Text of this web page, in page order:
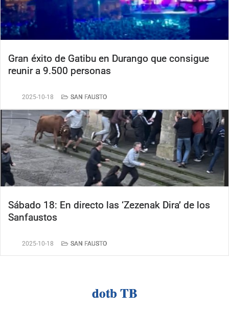
Gran éxito de Gatibu en Durango que consigue
reunir a 9.500 personas
2025-10-18 SAN FAUSTO
Sábado 18: En directo las ‘Zezenak Dira’ de los
Sanfaustos
2025-10-18 SAN FAUSTO
dotb TB